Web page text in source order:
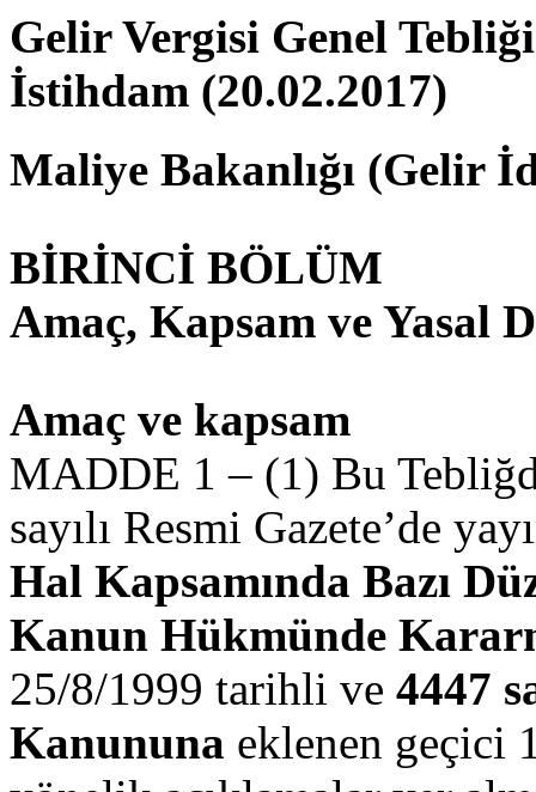
Gelir Vergisi Genel
İstihdam (20.02.2017)
Maliye Bakanlığı (Gelir
BİRİNCİ BÖLÜM
Amaç, Kapsam ve Yasal
Amaç ve kapsam
MADDE 1 – (1) Bu
sayılı Resmi Gazete’de
Hal Kapsamında Bazı
Kanun Hükmünde
25/8/1999 tarihli ve 4447
Kanununa eklenen geçici